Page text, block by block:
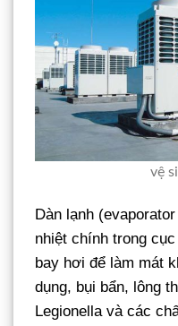
vệ
Dàn lạnh
nhiệt chính trong
bay hơi để làm mát
dụng, bụi bẩn, lông
Legionella và các